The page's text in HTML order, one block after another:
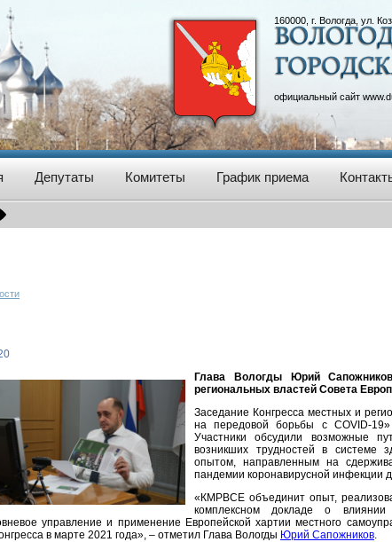
160000, г. Вологда, ул.
официальный сайт
Депутаты Комитеты График приема
Глава Вологды Юрий
региональных властей Совета
Заседание Конгресса местных и
на передовой борьбы с COVID-
Участники обсудили возможные
возникших трудностей в системе
опытом, направленным на
пандемии коронавирусной инфекции
«КМРВСЕ объединит опыт,
комплексном докладе о
управление и применение Европейской хартии местного
в марте 2021 года», – отметил Глава Вологды Юрий Сапожников.